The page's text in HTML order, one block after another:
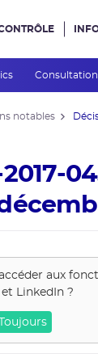
notables
aux
et LinkedIn?